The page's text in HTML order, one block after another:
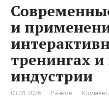
и
тренингах
индустрии
03.01.2026 Разное